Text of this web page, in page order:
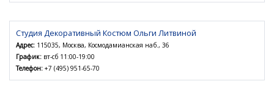
Студия Декоративный Костюм Ольги Литвиной
Адрес: 115035, Москва, Космодамианская наб., 36
График: вт-сб 11:00-19:00
Телефон: +7 (495) 951-65-70